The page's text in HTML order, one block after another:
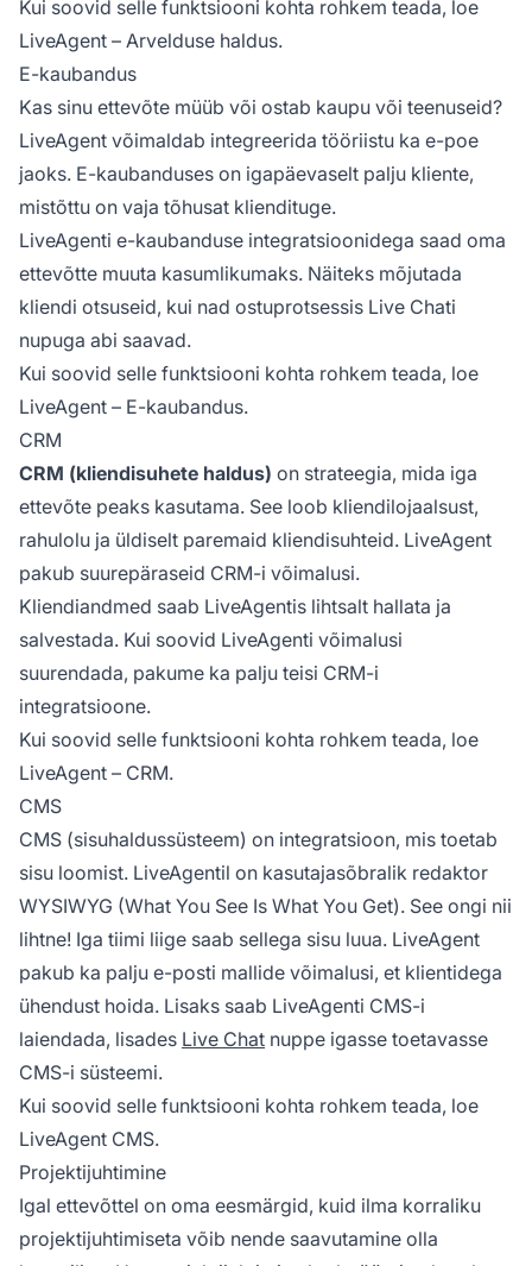
Kui soovid selle funktsiooni kohta rohkem teada, loe
LiveAgent – Arvelduse haldus.
E-kaubandus
Kas sinu ettevõte müüb või ostab kaupu või teenuseid?
LiveAgent võimaldab integreerida tööriistu ka e-poe
jaoks. E-kaubanduses on igapäevaselt palju kliente,
mistõttu on vaja tõhusat kliendituge.
LiveAgenti e-kaubanduse integratsioonidega saad oma
ettevõtte muuta kasumlikumaks. Näiteks mõjutada
kliendi otsuseid, kui nad ostuprotsessis Live Chati
nupuga abi saavad.
Kui soovid selle funktsiooni kohta rohkem teada, loe
LiveAgent – E-kaubandus.
CRM
CRM (kliendisuhete haldus) on strateegia, mida iga
ettevõte peaks kasutama. See loob kliendilojaalsust,
rahulolu ja üldiselt paremaid kliendisuhteid. LiveAgent
pakub suurepäraseid CRM-i võimalusi.
Kliendiandmed saab LiveAgentis lihtsalt hallata ja
salvestada. Kui soovid LiveAgenti võimalusi
suurendada, pakume ka palju teisi CRM-i
integratsioone.
Kui soovid selle funktsiooni kohta rohkem teada, loe
LiveAgent – CRM.
CMS
CMS (sisuhaldussüsteem) on integratsioon, mis toetab
sisu loomist. LiveAgentil on kasutajasõbralik redaktor
WYSIWYG (What You See Is What You Get). See ongi nii
lihtne! Iga tiimi liige saab sellega sisu luua. LiveAgent
pakub ka palju e-posti mallide võimalusi, et klientidega
ühendust hoida. Lisaks saab LiveAgenti CMS-i
laiendada, lisades Live Chat nuppe igasse toetavasse
CMS-i süsteemi.
Kui soovid selle funktsiooni kohta rohkem teada, loe
LiveAgent CMS.
Projektijuhtimine
Igal ettevõttel on oma eesmärgid, kuid ilma korraliku
projektijuhtimiseta võib nende saavutamine olla